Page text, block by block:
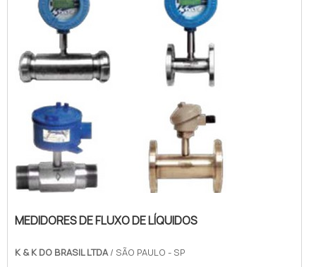
MEDIDORES DE FLUXO DE LÍQUIDOS
K & K DO BRASIL LTDA/ SÃO PAULO - SP